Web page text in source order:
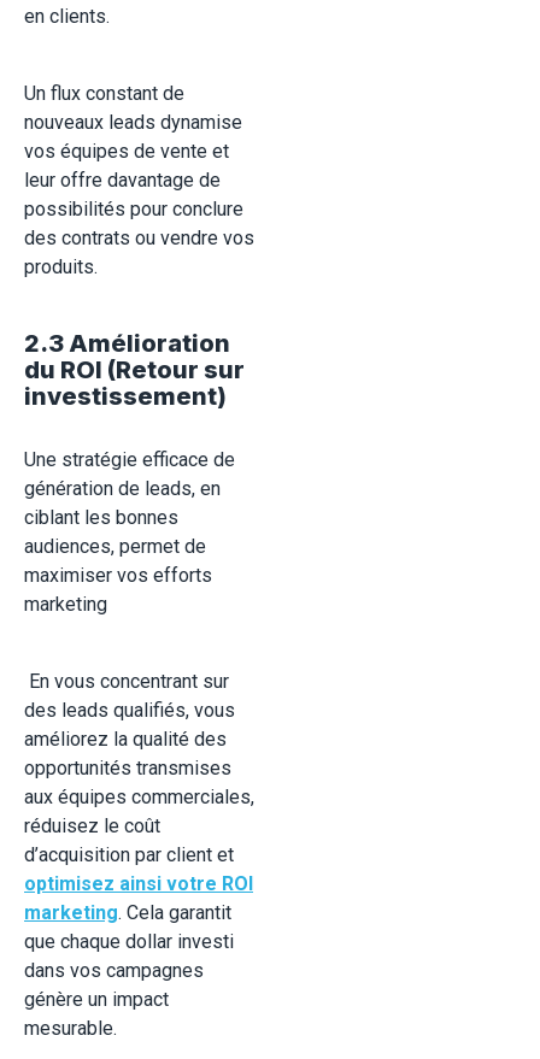
en clients.
Un flux constant de
nouveaux leads dynamise
vos équipes de vente et
leur offre davantage de
possibilités pour conclure
des contrats ou vendre vos
produits.
2.3 Amélioration
du ROI (Retour sur
investissement)
Une stratégie efficace de
génération de leads, en
ciblant les bonnes
audiences, permet de
maximiser vos efforts
marketing
En vous concentrant sur
des leads qualifiés, vous
améliorez la qualité des
opportunités transmises
aux équipes commerciales,
réduisez le coût
d’acquisition par client et
optimisez ainsi votre ROI
marketing. Cela garantit
que chaque dollar investi
dans vos campagnes
génère un impact
mesurable.